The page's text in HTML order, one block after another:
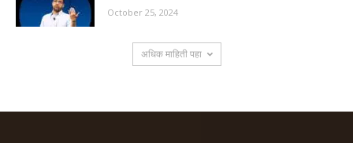
October 25, 2024
अधिक माहिती पहा